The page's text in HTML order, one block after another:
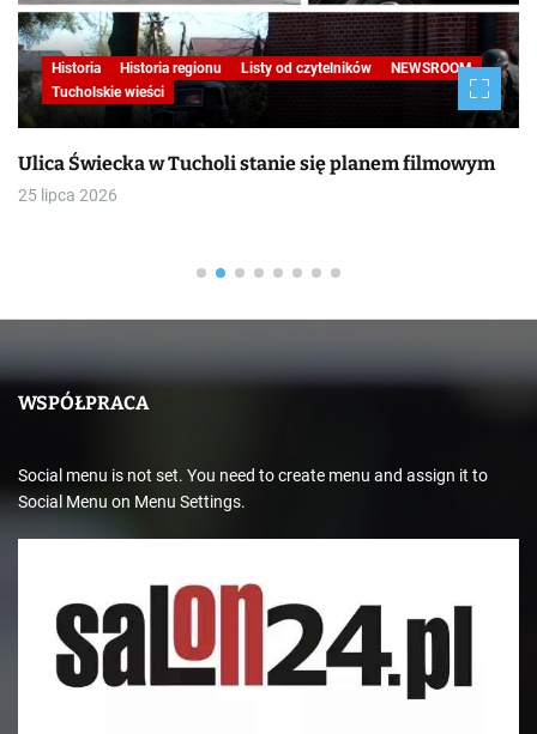
Historia Historia regionu Listy od czytelników
NEWSROOM
Tucholskie wieści
Ulica Świecka w Tucholi stanie się planem filmowym
25 lipca 2026
WSPÓŁPRACA
Social menu is not set. You need to create menu and assign it to
Social Menu on Menu Settings.